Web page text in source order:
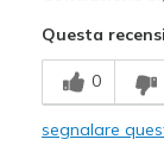
Breathe Well
Comfortable
Questa
0
segnalare